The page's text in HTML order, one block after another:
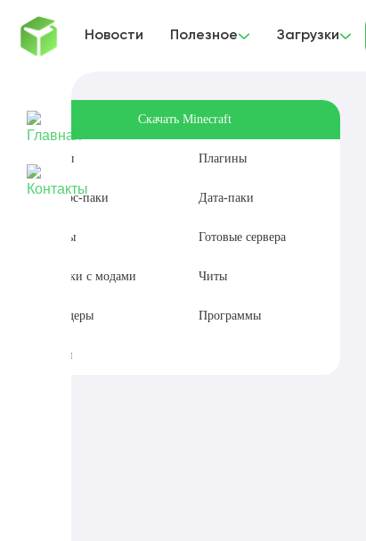
Новости Полезное Загрузки
Скачать Minecraft
Моды Плагины
Ресурс-паки Дата-паки
Карты Готовые сервера
Сборки с модами Читы
Шейдеры Программы
Сиды